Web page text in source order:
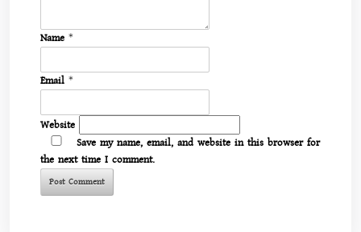
Name *
Email *
Website
Save my name, email, and website in this browser for
the next time I comment.